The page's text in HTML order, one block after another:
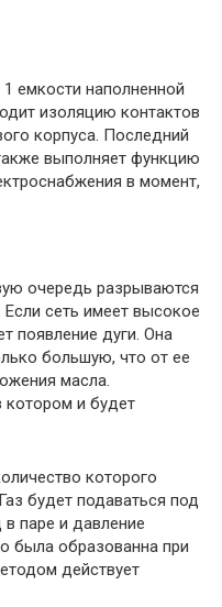
емкости наполненной
изоляцию контактов
корпуса. Последний
выполняет функцию
в момент,
очередь разрываются
сеть имеет высокое
появление дуги. Она
большую, что от ее
масла.
котором и будет
которого
будет подаваться под
паре и давление
была образованна при
действует